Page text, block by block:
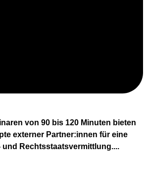
von 90 bis 120 Minuten bieten
externer Partner:innen für eine
Rechtsstaatsvermittlung....